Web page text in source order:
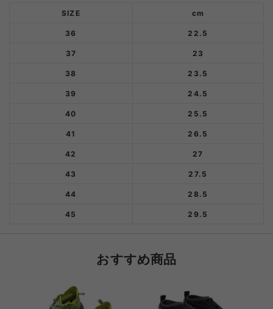
SIZE
cm
36
22.5
37
23
38
23.5
39
24.5
40
25.5
41
26.5
42
27
43
27.5
44
28.5
45
29.5
おすすめ商品